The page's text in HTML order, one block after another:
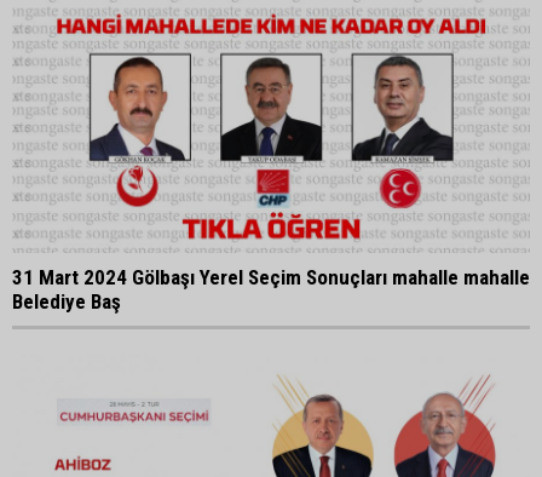
31 Mart 2024 Gölbaşı Yerel Seçim Sonuçları mahalle mahalle
Belediye Baş